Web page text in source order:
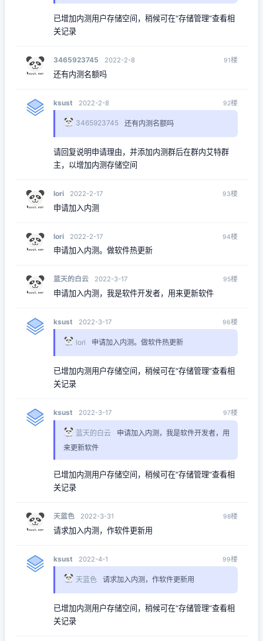
已增加内测用户存储空间，稍候可在“存储管理”查看相
关记录
3465923745 2022-2-8 91楼
还有内测名额吗
ksust 2022-2-8 92楼
3465923745 还有内测名额吗
请回复说明申请理由，并添加内测群后在群内艾特群
主，以增加内测存储空间
lori 2022-2-17 93楼
申请加入内测
lori 2022-2-17 94楼
申请加入内测。做软件热更新
蓝天的白云 2022-3-17 95楼
申请加入内测，我是软件开发者，用来更新软件
ksust 2022-3-17 96楼
lori 申请加入内测。做软件热更新
已增加内测用户存储空间，稍候可在“存储管理”查看相
关记录
ksust 2022-3-17 97楼
蓝天的白云
申请加入内测，我是软件开发者，用
来更新软件
已增加内测用户存储空间，稍候可在“存储管理”查看相
关记录
天蓝色 2022-3-31 98楼
请求加入内测，作软件更新用
ksust 2022-4-1 99楼
天蓝色 请求加入内测，作软件更新用
已增加内测用户存储空间，稍候可在“存储管理”查看相
关记录